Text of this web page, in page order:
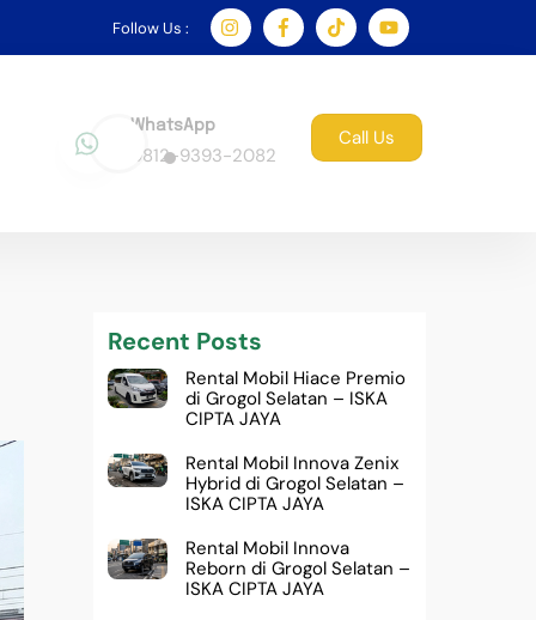
Follow Us :
WhatsApp
0812-9393-2082
Call Us
Recent Posts
Rental Mobil Hiace Premio
di Grogol Selatan – ISKA
CIPTA JAYA
Rental Mobil Innova Zenix
Hybrid di Grogol Selatan –
ISKA CIPTA JAYA
Rental Mobil Innova
Reborn di Grogol Selatan –
ISKA CIPTA JAYA